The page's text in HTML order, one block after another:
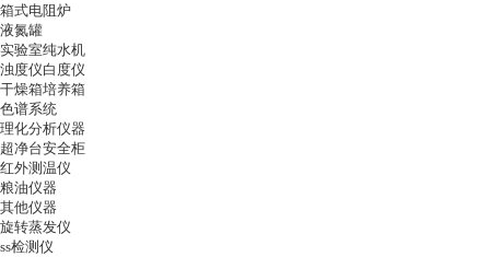
箱式电阻炉
液氮罐
实验室纯水机
浊度仪白度仪
干燥箱培养箱
色谱系统
理化分析仪器
超净台安全柜
红外测温仪
粮油仪器
其他仪器
旋转蒸发仪
ss检测仪